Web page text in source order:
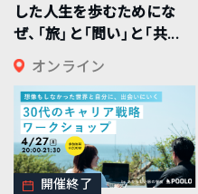
した人生を歩むためにな
ぜ、「旅」と「問い」と「共...
オンライン
開催終了